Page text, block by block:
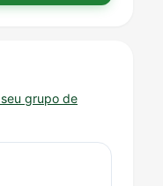
grupo de